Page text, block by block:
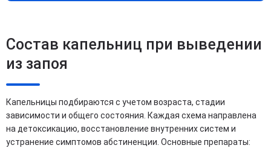
Состав капельниц при выведении
из запоя
Капельницы подбираются с учетом возраста, стадии
зависимости и общего состояния. Каждая схема направлена
на детоксикацию, восстановление внутренних систем и
устранение симптомов абстиненции. Основные препараты: